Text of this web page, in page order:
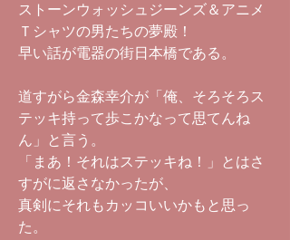
ストーンウォッシュジーンズ＆アニメ
Ｔシャツの男たちの夢殿！
早い話が電器の街日本橋である。
道すがら金森幸介が「俺、そろそろス
テッキ持って歩こかなって思てんね
ん」と言う。
「まあ！それはステッキね！」とはさ
すがに返さなかったが、
真剣にそれもカッコいいかもと思っ
た。